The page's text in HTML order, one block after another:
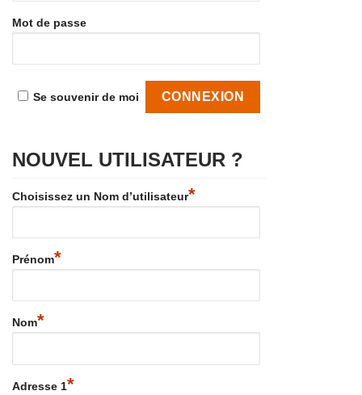
Mot de passe
Se souvenir de moi
NOUVEL UTILISATEUR ?
Choisissez un Nom d’utilisateur*
Prénom*
Nom*
Adresse 1*